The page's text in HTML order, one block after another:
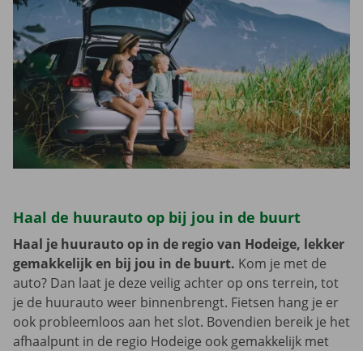
Haal de huurauto op bij jou in de buurt
Haal je huurauto op in de regio van Hodeige, lekker
gemakkelijk en bij jou in de buurt. Kom je met de
auto? Dan laat je deze veilig achter op ons terrein, tot
je de huurauto weer binnenbrengt. Fietsen hang je er
ook probleemloos aan het slot. Bovendien bereik je het
afhaalpunt in de regio Hodeige ook gemakkelijk met